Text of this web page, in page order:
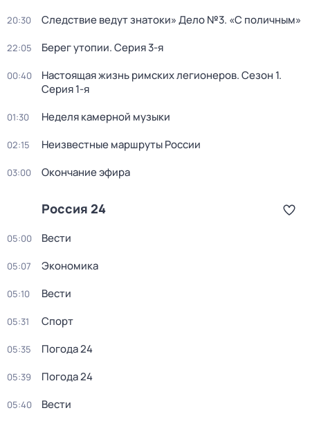
20:30 Следствие ведут знатоки» Дело №3. «С поличным»
22:05 Берег утопии. Серия 3-я
00:40 Настоящая жизнь римских легионеров. Сезон 1.
Серия 1-я
01:30 Неделя камерной музыки
02:15 Неизвестные маршруты России
03:00 Окончание эфира
Россия 24
05:00 Вести
05:07 Экономика
05:10 Вести
05:31 Спорт
05:35 Погода 24
05:39 Погода 24
05:40 Вести